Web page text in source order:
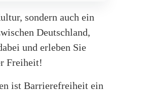
sondern auch ein
Deutschland,
und erleben Sie
Freiheit!
ist Barrierefreiheit ein